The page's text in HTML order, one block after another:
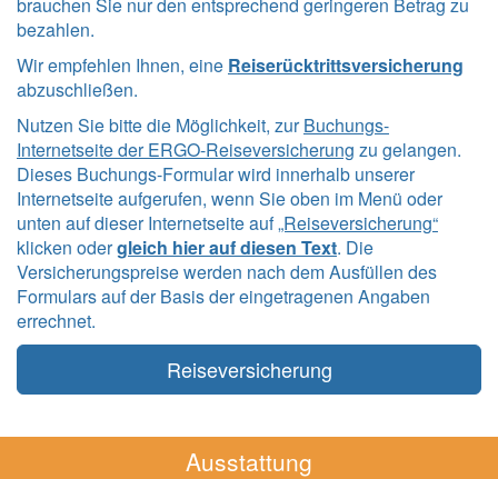
bezahlen.
Wir empfehlen Ihnen, eine Reiserücktrittsversicherung
abzuschließen.
Nutzen Sie bitte die Möglichkeit, zurBuchungs-
Internetseite der ERGO-Reiseversicherung zu gelangen.
Dieses Buchungs-Formular wird innerhalb unserer
Internetseite aufgerufen, wenn Sie oben im Menü oder
unten auf dieser Internetseite auf„Reiseversicherung“
klicken odergleich hier auf diesen Text. Die
Versicherungspreise werden nach dem Ausfüllen des
Formulars auf der Basis der eingetragenen Angaben
errechnet.
Reiseversicherung
Ausstattung